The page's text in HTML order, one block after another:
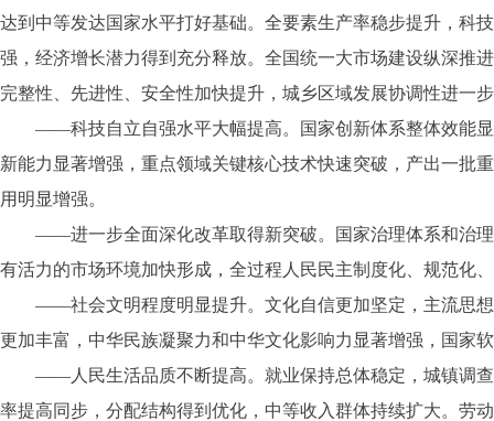
达到中等发达国家水平打好基础。全要素生产率稳步提升，科
强，经济增长潜力得到充分释放。全国统一大市场建设纵深推
完整性、先进性、安全性加快提升，城乡区域发展协调性进一
——科技自立自强水平大幅提高。国家创新体系整体效能显
新能力显著增强，重点领域关键核心技术快速突破，产出一批
用明显增强。
——进一步全面深化改革取得新突破。国家治理体系和治理
有活力的市场环境加快形成，全过程人民民主制度化、规范化
——社会文明程度明显提升。文化自信更加坚定，主流思想
更加丰富，中华民族凝聚力和中华文化影响力显著增强，国家
——人民生活品质不断提高。就业保持总体稳定，城镇调查
率提高同步，分配结构得到优化，中等收入群体持续扩大。劳